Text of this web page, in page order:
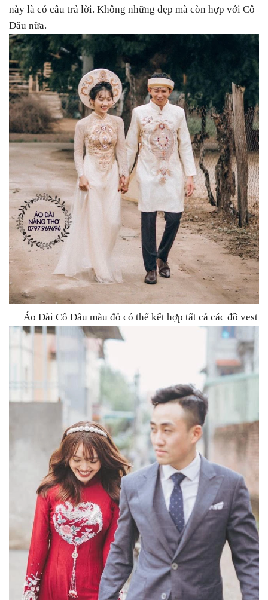
này là có câu trả lời. Không những đẹp mà còn hợp với Cô
Dâu nữa.
Áo Dài Cô Dâu màu đỏ có thể kết hợp tất cả các đồ vest